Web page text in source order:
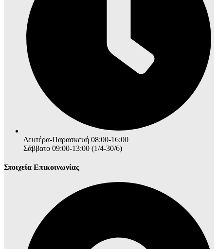
Δευτέρα-Παρασκευή 08:00-16:00
Σάββατο 09:00-13:00 (1/4-30/6)
Στοιχεία Επικοινωνίας